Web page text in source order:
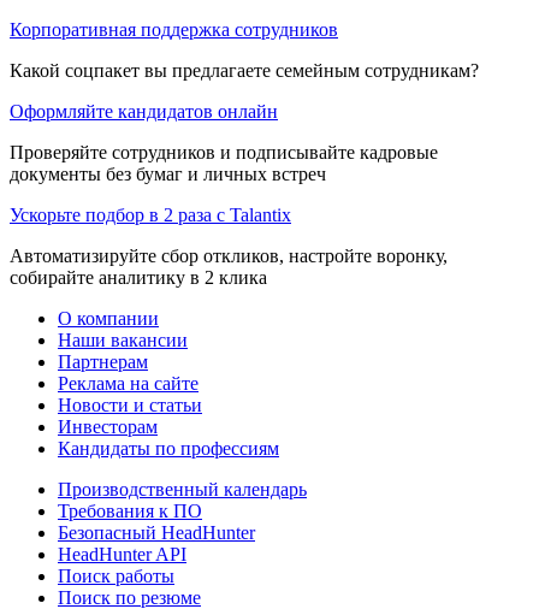
Корпоративная поддержка сотрудников
Какой соцпакет вы предлагаете семейным сотрудникам?
Оформляйте кандидатов онлайн
Проверяйте сотрудников и подписывайте кадровые
документы без бумаг и личных встреч
Ускорьте подбор в 2 раза с Talantix
Автоматизируйте сбор откликов, настройте воронку,
собирайте аналитику в 2 клика
О компании
Наши вакансии
Партнерам
Реклама на сайте
Новости и статьи
Инвесторам
Кандидаты по профессиям
Производственный календарь
Требования к ПО
Безопасный HeadHunter
HeadHunter API
Поиск работы
Поиск по резюме